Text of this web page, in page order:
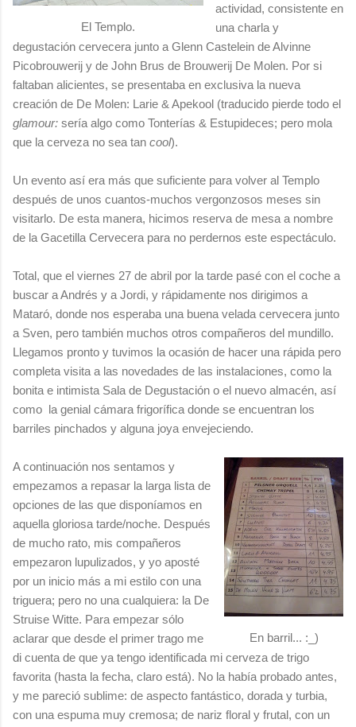
El Templo.
actividad, consistente en
una charla y
degustación cervecera junto a Glenn Castelein de Alvinne
Picobrouwerij y de John Brus de Brouwerij De Molen. Por si
faltaban alicientes, se presentaba en exclusiva la nueva
creación de De Molen: Larie & Apekool (traducido pierde todo el
glamour: sería algo como Tonterías & Estupideces; pero mola
que la cerveza no sea tan cool).
Un evento así era más que suficiente para volver al Templo
después de unos cuantos-muchos vergonzosos meses sin
visitarlo. De esta manera, hicimos reserva de mesa a nombre
de la Gacetilla Cervecera para no perdernos este espectáculo.
Total, que el viernes 27 de abril por la tarde pasé con el coche a
buscar a Andrés y a Jordi, y rápidamente nos dirigimos a
Mataró, donde nos esperaba una buena velada cervecera junto
a Sven, pero también muchos otros compañeros del mundillo.
Llegamos pronto y tuvimos la ocasión de hacer una rápida pero
completa visita a las novedades de las instalaciones, como la
bonita e intimista Sala de Degustación o el nuevo almacén, así
como la genial cámara frigorífica donde se encuentran los
barriles pinchados y alguna joya envejeciendo.
En barril... :_)
A continuación nos sentamos y
empezamos a repasar la larga lista de
opciones de las que disponíamos en
aquella gloriosa tarde/noche. Después
de mucho rato, mis compañeros
empezaron lupulizados, y yo aposté
por un inicio más a mi estilo con una
triguera; pero no una cualquiera: la De
Struise Witte. Para empezar sólo
aclarar que desde el primer trago me
di cuenta de que ya tengo identificada mi cerveza de trigo
favorita (hasta la fecha, claro está). No la había probado antes,
y me pareció sublime: de aspecto fantástico, dorada y turbia,
con una espuma muy cremosa; de nariz floral y frutal, con un